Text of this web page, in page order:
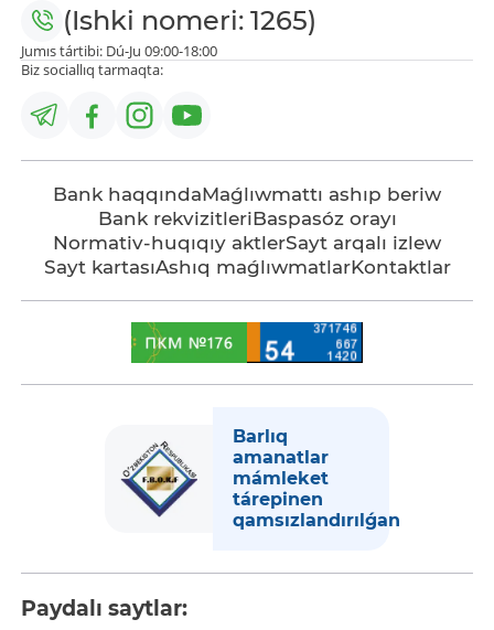
(Ishki nomeri: 1265)
Jumıs tártibi: Dú-Ju 09:00-18:00
Biz sociallıq tarmaqta:
Bank haqqındaMaǵlıwmattı ashıp beriw
Bank rekvizitleriBaspasóz orayı
Normativ-huqıqıy aktlerSayt arqalı izlew
Sayt kartasıAshıq maǵlıwmatlarKontaktlar
Barlıq
amanatlar
mámleket
tárepinen
qamsızlandırılǵan
Paydalı saytlar: